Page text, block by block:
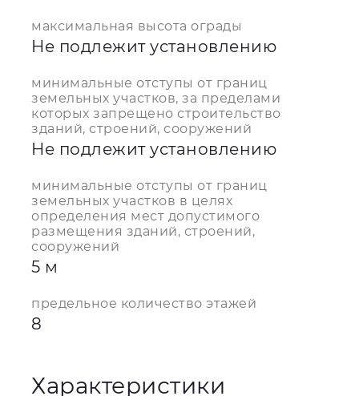
максимальная высота ограды
Не подлежит установлению
минимальные отступы от границ
земельных участков, за пределами
которых запрещено строительство
зданий, строений, сооружений
Не подлежит установлению
минимальные отступы от границ
земельных участков в целях
определения мест допустимого
размещения зданий, строений,
сооружений
5 м
предельное количество этажей
8
Характеристики